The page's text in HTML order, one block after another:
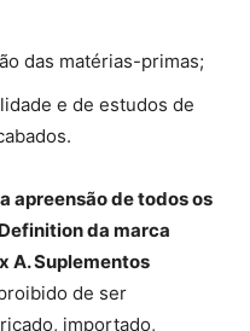
das matérias-primas;
e de estudos de
apreensão de todos os
da marca
A. Suplementos
de ser
importado,